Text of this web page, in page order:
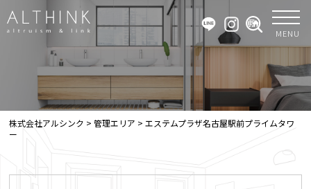
MENU
株式会社アルシンク >管理エリア >エステムプラザ名古屋駅前プライムタワ
ー